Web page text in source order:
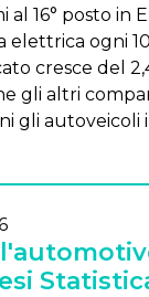
al 16° posto in
elettrica ogni
cresce del
gli altri
gli autoveicoli